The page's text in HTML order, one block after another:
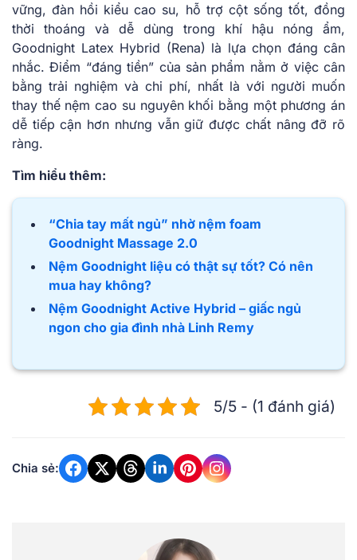
vững, đàn hồi kiểu cao su, hỗ trợ cột sống tốt, đồng
thời thoáng và dễ dùng trong khí hậu nóng ẩm,
Goodnight Latex Hybrid (Rena) là lựa chọn đáng cân
nhắc. Điểm “đáng tiền” của sản phẩm nằm ở việc cân
bằng trải nghiệm và chi phí, nhất là với người muốn
thay thế nệm cao su nguyên khối bằng một phương án
dễ tiếp cận hơn nhưng vẫn giữ được chất nâng đỡ rõ
ràng.
Tìm hiểu thêm:
“Chia tay mất ngủ” nhờ nệm foam
Goodnight Massage 2.0
Nệm Goodnight liệu có thật sự tốt? Có nên
mua hay không?
Nệm Goodnight Active Hybrid – giấc ngủ
ngon cho gia đình nhà Linh Remy
5/5 - (1 đánh giá)
Chia sẻ: